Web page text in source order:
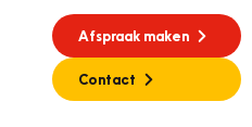
Afspraak maken
Contact